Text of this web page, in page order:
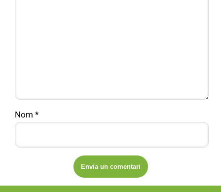
Nom *